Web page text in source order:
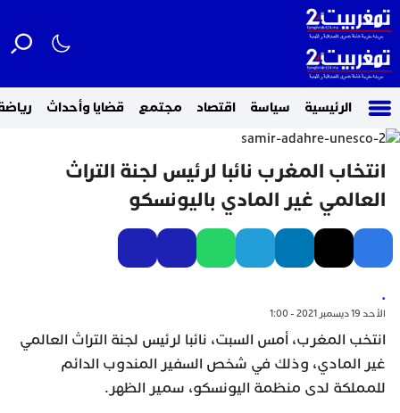
الرئيسية سياسة اقتصاد مجتمع قضايا وأحداث
انتخاب المغرب نائبا لرئيس لجنة التراث
العالمي غير المادي باليونسكو
.
الأحد 19 ديسمبر 2021 - 1:00
انتخب المغرب، أمس السبت، نائبا لرئيس لجنة التراث العالمي
غير المادي، وذلك في شخص السفير المندوب الدائم
للمملكة لدى منظمة اليونسكو، سمير الظهر.